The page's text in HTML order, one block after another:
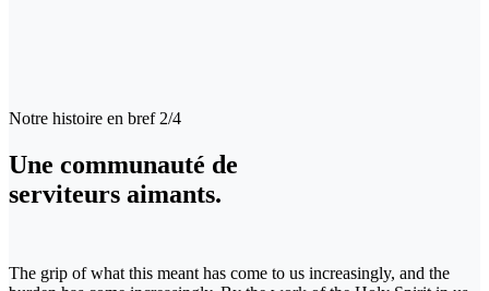
Notre histoire en bref 2/4
Une communauté de
serviteurs aimants.
The grip of what this meant has come to us increasingly, and the